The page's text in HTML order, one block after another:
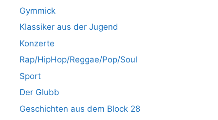
Gymmick
Klassiker aus der Jugend
Konzerte
Rap/HipHop/Reggae/Pop/Soul
Sport
Der Glubb
Geschichten aus dem Block 28